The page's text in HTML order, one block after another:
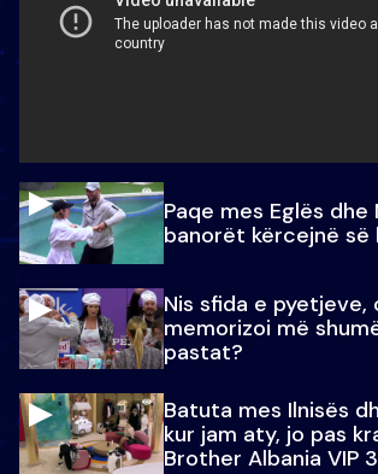
Paqe mes Eglës
banorët kërcejnë së
Nis sfida e
memorizoi më
pastat?
Batuta mes Ilnisës
kur jam aty, jo pas
Brother Albania VIP 3